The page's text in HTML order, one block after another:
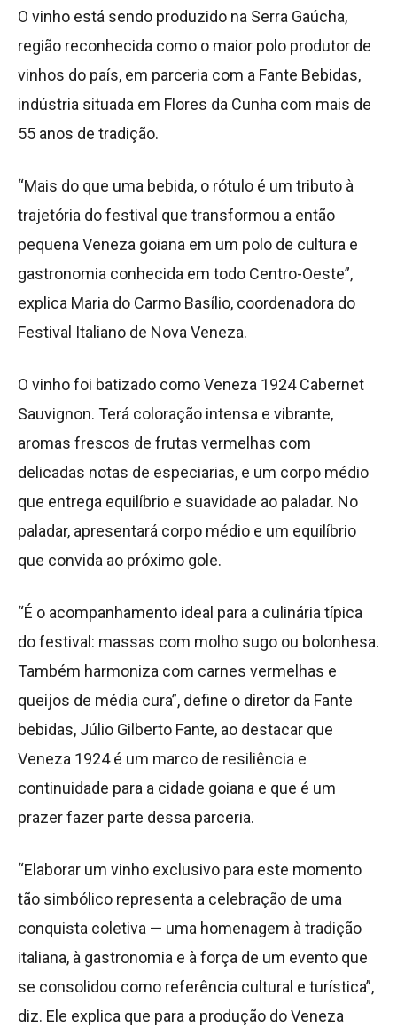
O vinho está sendo produzido na Serra Gaúcha,
região reconhecida como o maior polo produtor de
vinhos do país, em parceria com a Fante Bebidas,
indústria situada em Flores da Cunha com mais de
55 anos de tradição.
“Mais do que uma bebida, o rótulo é um tributo à
trajetória do festival que transformou a então
pequena Veneza goiana em um polo de cultura e
gastronomia conhecida em todo Centro-Oeste”,
explica Maria do Carmo Basílio, coordenadora do
Festival Italiano de Nova Veneza.
O vinho foi batizado como Veneza 1924 Cabernet
Sauvignon. Terá coloração intensa e vibrante,
aromas frescos de frutas vermelhas com
delicadas notas de especiarias, e um corpo médio
que entrega equilíbrio e suavidade ao paladar. No
paladar, apresentará corpo médio e um equilíbrio
que convida ao próximo gole.
“É o acompanhamento ideal para a culinária típica
do festival: massas com molho sugo ou bolonhesa.
Também harmoniza com carnes vermelhas e
queijos de média cura”, define o diretor da Fante
bebidas, Júlio Gilberto Fante, ao destacar que
Veneza 1924 é um marco de resiliência e
continuidade para a cidade goiana e que é um
prazer fazer parte dessa parceria.
“Elaborar um vinho exclusivo para este momento
tão simbólico representa a celebração de uma
conquista coletiva — uma homenagem à tradição
italiana, à gastronomia e à força de um evento que
se consolidou como referência cultural e turística”,
diz. Ele explica que para a produção do Veneza